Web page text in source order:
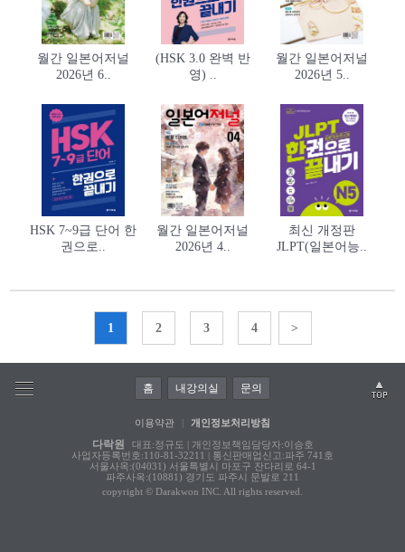
월간 일본어저널
2026년 6..
(HSK 3.0 완벽 반
영) ..
월간 일본어저널
2026년 5..
HSK 7~9급 단어 한
권으로..
월간 일본어저널
2026년 4..
최신 개정판
JLPT(일본어능..
1 2 3 4 >
홈 내강의실 문의
이용약관 개인정보처리방침
다락원
대표:정규도 | 개인정보책임담당자:이승호
사업자등록번호:110-81-32211 | 통신판매업신고:파주 741호
서울사옥:(04031) 서울특별시 마포구 잔다리로 64-1
파주사옥:(10881) 경기도 파주시 문발로 211
copyright © Darakwon INC. All rights reserved.